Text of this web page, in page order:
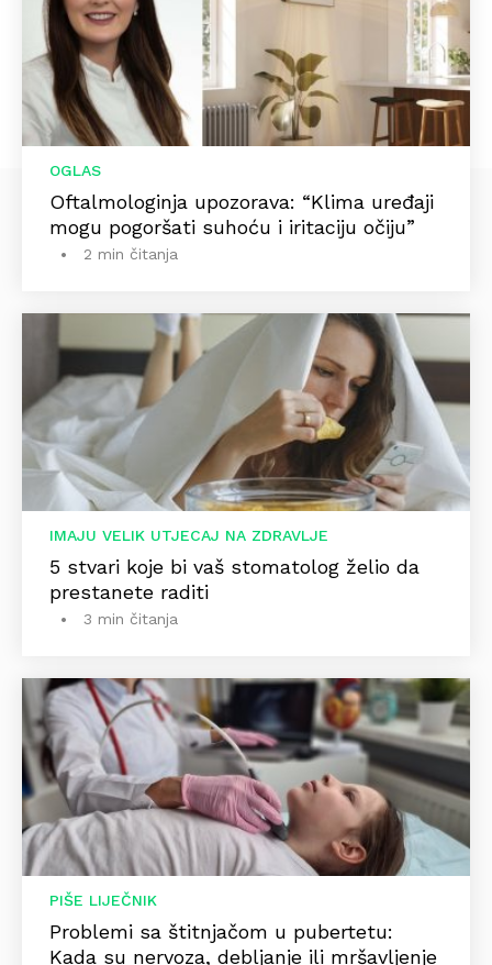
OGLAS
Oftalmologinja upozorava: “Klima uređaji
mogu pogoršati suhoću i iritaciju očiju”
2 min čitanja
IMAJU VELIK UTJECAJ NA ZDRAVLJE
5 stvari koje bi vaš stomatolog želio da
prestanete raditi
3 min čitanja
PIŠE LIJEČNIK
Problemi sa štitnjačom u pubertetu:
Kada su nervoza, debljanje ili mršavljenje